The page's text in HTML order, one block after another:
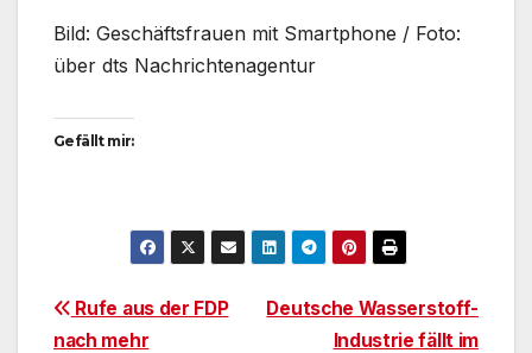
Bild: Geschäftsfrauen mit Smartphone / Foto:
über dts Nachrichtenagentur
Gefällt mir:
Beitragsnavigation
Deutsche Wasserstoff-
Industrie fällt im
Rufe aus der FDP
nach mehr